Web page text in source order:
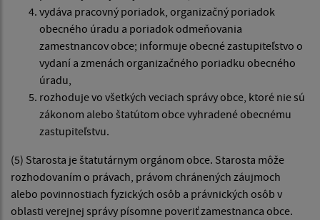
vydáva pracovný poriadok, organizačný poriadok
obecného úradu a poriadok odmeňovania
zamestnancov obce; informuje obecné zastupiteľstvo o
vydaní a zmenách organizačného poriadku obecného
úradu,
rozhoduje vo všetkých veciach správy obce, ktoré nie sú
zákonom alebo štatútom obce vyhradené obecnému
zastupiteľstvu.
(5) Starosta je štatutárnym orgánom obce. Starosta môže
rozhodovaním o právach, právom chránených záujmoch
alebo povinnostiach fyzických osôb a právnických osôb v
oblasti verejnej správy písomne poveriť zamestnanca obce.